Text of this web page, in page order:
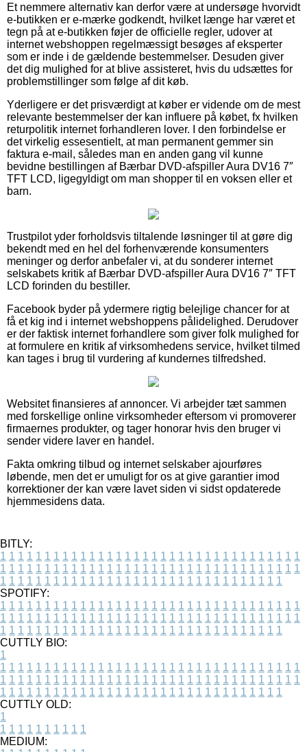
Et nemmere alternativ kan derfor være at undersøge hvorvidt
e-butikken er e-mærke godkendt, hvilket længe har været et
tegn på at e-butikken føjer de officielle regler, udover at
internet webshoppen regelmæssigt besøges af eksperter
som er inde i de gældende bestemmelser. Desuden giver
det dig mulighed for at blive assisteret, hvis du udsættes for
problemstillinger som følge af dit køb.
Yderligere er det prisværdigt at køber er vidende om de mest
relevante bestemmelser der kan influere på købet, fx hvilken
returpolitik internet forhandleren lover. I den forbindelse er
det virkelig essesentielt, at man permanent gemmer sin
faktura e-mail, således man en anden gang vil kunne
bevidne bestillingen af Bærbar DVD-afspiller Aura DV16 7″
TFT LCD, ligegyldigt om man shopper til en voksen eller et
barn.
Trustpilot yder forholdsvis tiltalende løsninger til at gøre dig
bekendt med en hel del forhenværende konsumenters
meninger og derfor anbefaler vi, at du sonderer internet
selskabets kritik af Bærbar DVD-afspiller Aura DV16 7″ TFT
LCD forinden du bestiller.
Facebook byder på ydermere rigtig belejlige chancer for at
få et kig ind i internet webshoppens pålidelighed. Derudover
er der faktisk internet forhandlere som giver folk mulighed for
at formulere en kritik af virksomhedens service, hvilket tilmed
kan tages i brug til vurdering af kundernes tilfredshed.
Websitet finansieres af annoncer. Vi arbejder tæt sammen
med forskellige online virksomheder eftersom vi promoverer
firmaernes produkter, og tager honorar hvis den bruger vi
sender videre laver en handel.
Fakta omkring tilbud og internet selskaber ajourføres
løbende, men det er umuligt for os at give garantier imod
korrektioner der kan være lavet siden vi sidst opdaterede
hjemmesidens data.
BITLY:
1 1 1 1 1 1 1 1 1 1 1 1 1 1 1 1 1 1 1 1 1 1 1 1 1 1 1 1 1 1 1 1 1 1
1 1 1 1 1 1 1 1 1 1 1 1 1 1 1 1 1 1 1 1 1 1 1 1 1 1 1 1 1 1 1 1 1 1
1 1 1 1 1 1 1 1 1 1 1 1 1 1 1 1 1 1 1 1 1 1 1 1 1 1 1 1 1 1 1 1
SPOTIFY:
1 1 1 1 1 1 1 1 1 1 1 1 1 1 1 1 1 1 1 1 1 1 1 1 1 1 1 1 1 1 1 1 1 1
1 1 1 1 1 1 1 1 1 1 1 1 1 1 1 1 1 1 1 1 1 1 1 1 1 1 1 1 1 1 1 1 1 1
1 1 1 1 1 1 1 1 1 1 1 1 1 1 1 1 1 1 1 1 1 1 1 1 1 1 1 1 1 1 1 1
CUTTLY BIO:
1
1 1 1 1 1 1 1 1 1 1 1 1 1 1 1 1 1 1 1 1 1 1 1 1 1 1 1 1 1 1 1 1 1 1
1 1 1 1 1 1 1 1 1 1 1 1 1 1 1 1 1 1 1 1 1 1 1 1 1 1 1 1 1 1 1 1 1 1
1 1 1 1 1 1 1 1 1 1 1 1 1 1 1 1 1 1 1 1 1 1 1 1 1 1 1 1 1 1 1 1
CUTTLY OLD:
1
1 1 1 1 1 1 1 1 1 1
MEDIUM: